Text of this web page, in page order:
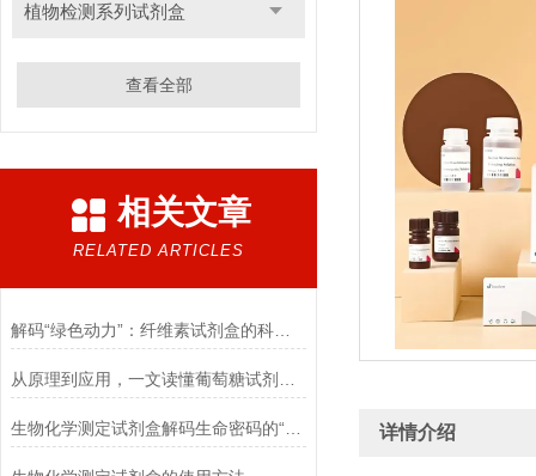
植物检测系列试剂盒
查看全部
相关文章
RELATED ARTICLES
解码“绿色动力”：纤维素试剂盒的科学逻辑
详情介绍